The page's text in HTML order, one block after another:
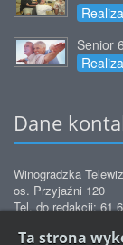
Senior
Dane
Winogradzka
os. Przyjaźni 120
Tel. do redakcji: 61
Tel. do biura
Ta strona